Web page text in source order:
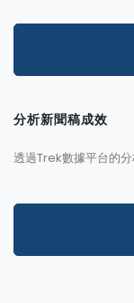
分析新聞稿成效
透過Trek數據平台的